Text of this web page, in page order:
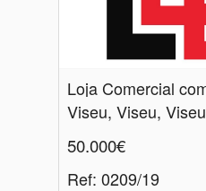
Viseu, Viseu, Viseu
50.000€
Ref: 0209/19